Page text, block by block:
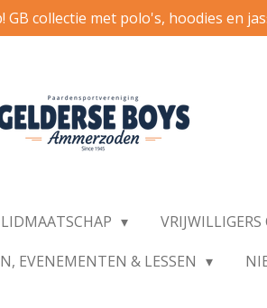
GB collectie met polo's, hoodies en
LIDMAATSCHAP
EVENEMENTEN & LESSEN